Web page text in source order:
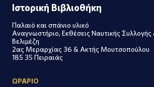
Ιστορική Βιβλιοθήκη
Παλαιό και σπάνιο υλικό
Αναγνωστήριο, Εκθέσεις Ναυτικής Συλλογής
Βελιμέζη
2ας Μεραρχίας 36 & Ακτής Μουτσοπούλου
185 35 Πειραιάς
ΩΡΑΡΙΟ